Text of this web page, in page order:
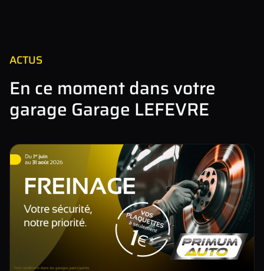
ACTUS
En ce moment dans votre
garage Garage LEFEVRE